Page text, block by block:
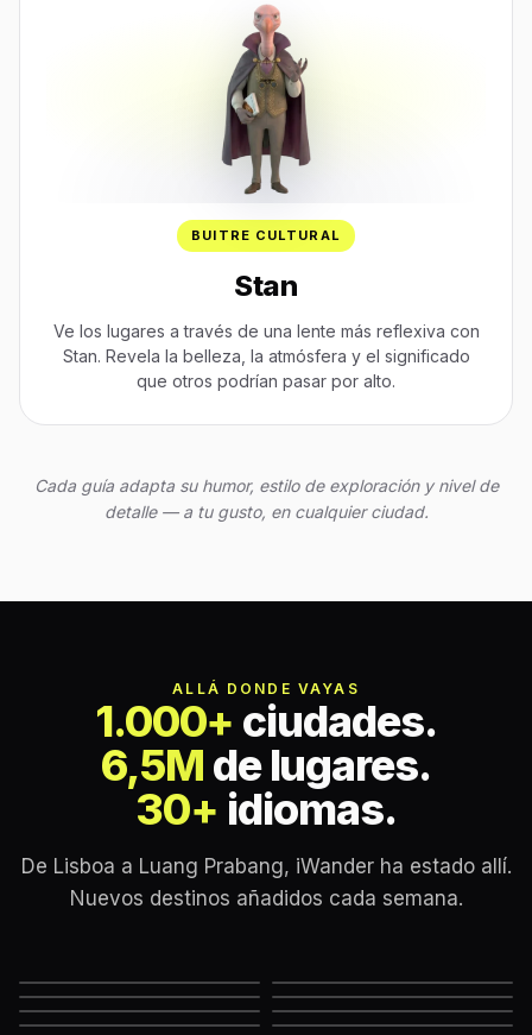
BUITRE CULTURAL
Stan
Ve los lugares a través de una lente más reflexiva con
Stan. Revela la belleza, la atmósfera y el significado
que otros podrían pasar por alto.
Cada guía adapta su humor, estilo de exploración y nivel de
detalle — a tu gusto, en cualquier ciudad.
ALLÁ DONDE VAYAS
1.000+ ciudades.
6,5M de lugares.
30+ idiomas.
De Lisboa a Luang Prabang, iWander ha estado allí.
Nuevos destinos añadidos cada semana.
Marrakech Mexico City
Edinburgh Hanoi
Reykjavik Cape Town
Machu Picchu Somewhere else